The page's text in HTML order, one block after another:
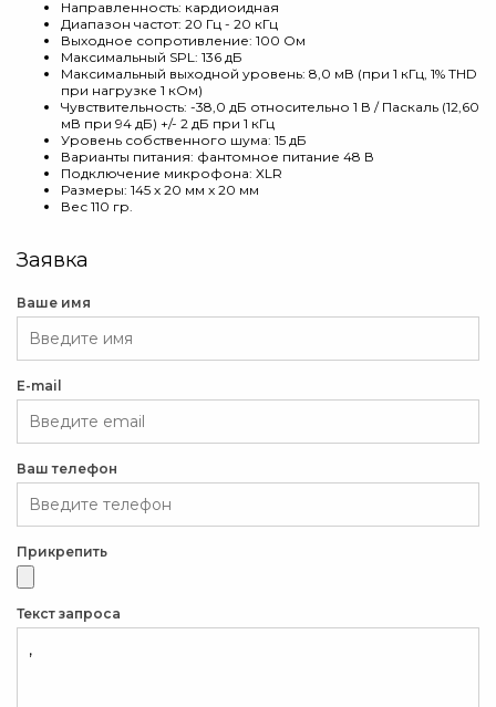
Направленность: кардиоидная
Диапазон частот: 20 Гц - 20 кГц
Выходное сопротивление: 100 Ом
Максимальный SPL: 136 дБ
Максимальный выходной уровень: 8,0 мВ (при 1 кГц, 1% THD
при нагрузке 1 кОм)
Чувствительность: -38,0 дБ относительно 1 В / Паскаль (12,60
мВ при 94 дБ) +/- 2 дБ при 1 кГц
Уровень собственного шума: 15 дБ
Варианты питания: фантомное питание 48 В
Подключение микрофона: XLR
Размеры: 145 х 20 мм x 20 мм
Вес 110 гр.
Заявка
Ваше имя
E-mail
Ваш телефон
Прикрепить
Текст запроса